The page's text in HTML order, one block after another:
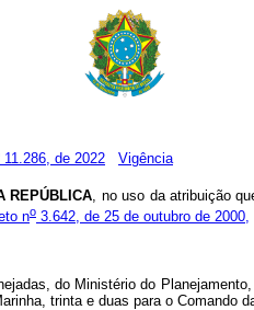
11.286, de 2022 Vigência
, no uso da atribuição
no 3.642, de 25 de outubro de 2000,
do Ministério do
trinta e duas para o Comando